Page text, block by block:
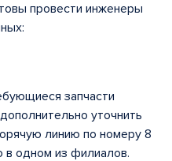
провести инженеры
запчасти
уточнить
линию по номеру 8
в одном из филиалов.